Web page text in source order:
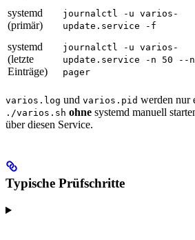
systemd
(primär)
journalctl -u varios-
update.service -f
systemd
(letzte
Einträge)
journalctl -u varios-
update.service -n 50 --
pager
varios.log und varios.pid werden nur
./varios.sh ohne systemd manuell
über diesen Service.
Typische Prüfschritte